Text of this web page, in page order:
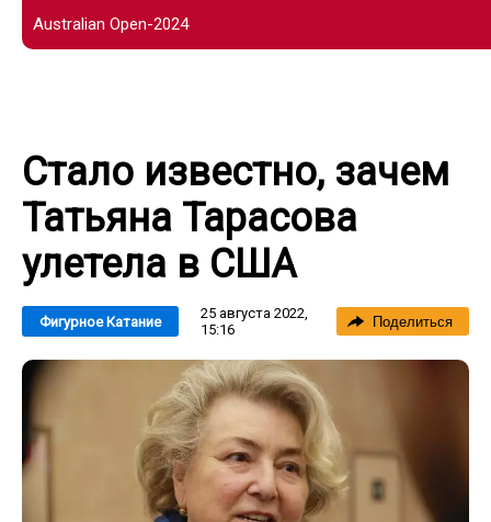
Australian Open-2024
Стало известно, зачем
Татьяна Тарасова
улетела в США
Фигурное Катание
25 августа 2022,
15:16
Поделиться